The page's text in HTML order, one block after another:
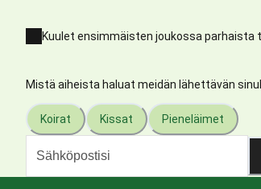
Kuulet ensimmäisten joukossa parhaista
Mistä aiheista haluat meidän lähettävän
Koirat Kissat Pieneläimet